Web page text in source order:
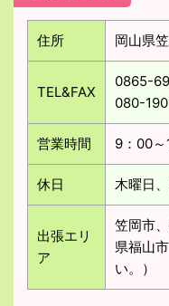
住所 岡山県
TEL&FAX
0865-
080-
営業時間 9：00
休日 木曜日
出張エリ
ア
笠岡市
県福山
い。）